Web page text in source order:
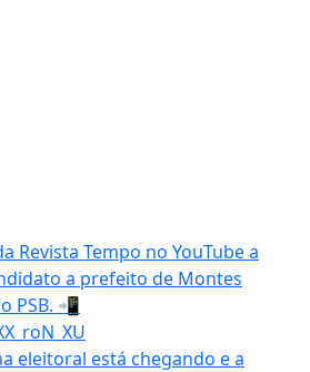
eleitoral está chegando e a